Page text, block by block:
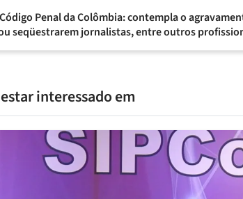
Penal da Colômbia: contempla o
seqüestrarem jornalistas, entre outros
interessado em